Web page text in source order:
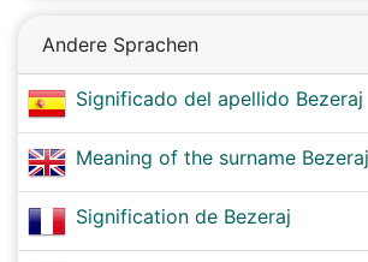
Andere Sprachen
Significado del apellido Bezeraj
Meaning of the surname Bezeraj
Signification de Bezeraj